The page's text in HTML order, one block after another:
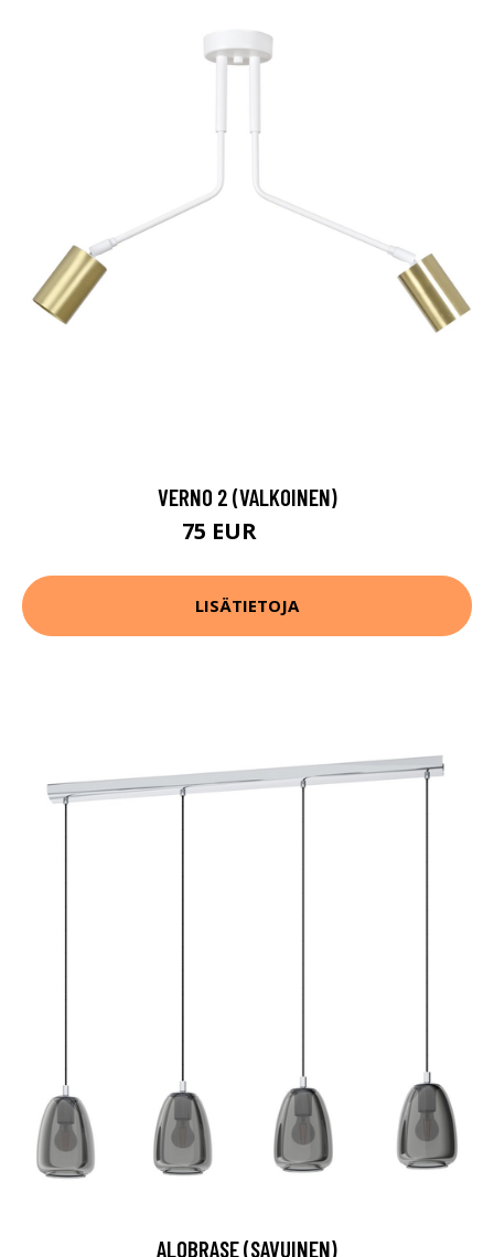
VERNO 2 (VALKOINEN)
75 EUR
LISÄTIETOJA
ALOBRASE (SAVUINEN)